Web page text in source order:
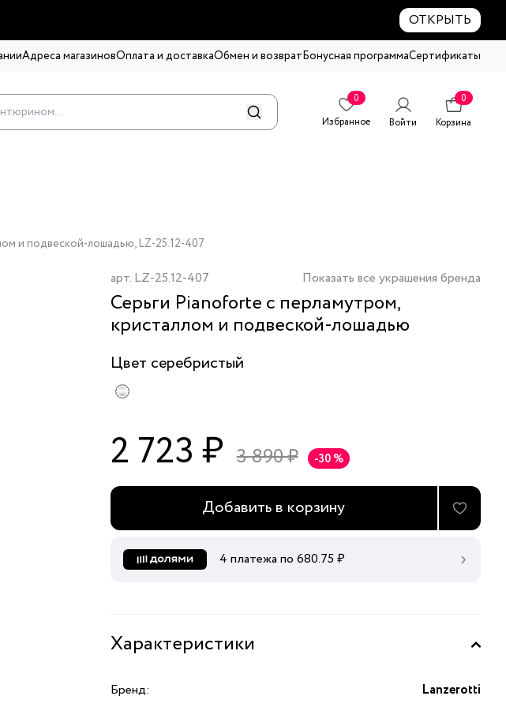
ОТКРЫТЬ
Адреса магазиновОплата и доставкаОбмен и возвратБонусная программаСертификаты
0
Избранное
Войти
0
Корзина
и подвеской-лошадью, LZ-25.12-407
арт. LZ-25.12-407 Показать все украшения бренда
Серьги Pianoforte с перламутром,
кристаллом и подвеской-лошадью
Цвет серебристый
2 723 ₽ 3 890 ₽ -30 %
Добавить в корзину
4 платежа по 680.75 ₽
Характеристики
Бренд:
Lanzerotti